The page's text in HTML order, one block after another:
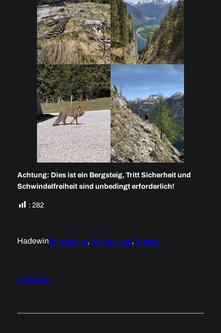
Achtung: Dies ist ein Bergsteig, Tritt Sicherheit und
Schwindelfreiheit sind unbedingt erforderlich!
: 282
HadewinBersteigen, Klettersteig, Reisen
Vorheriger